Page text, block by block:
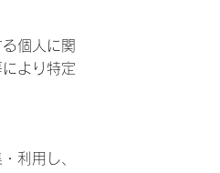
個人に関
より特定
利用し、